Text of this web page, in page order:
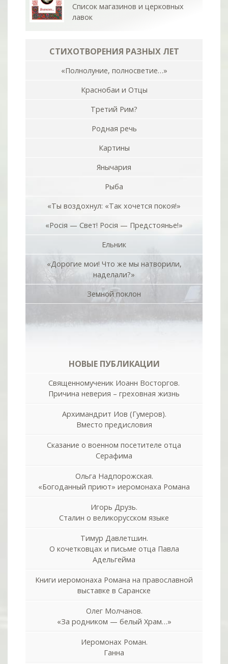
Список магазинов и церковных
лавок
СТИХОТВОРЕНИЯ РАЗНЫХ ЛЕТ
«Полнолуние, полносветие…»
Краснобаи и Отцы
Третий Рим?
Родная речь
Картины
Янычария
Рыба
«Ты воздохнул: «Так хочется покоя!»
«Росiя — Свет! Росiя — Предстоянье!»
Ельник
«Дорогие мои! Что же мы натворили,
наделали?»
Земной поклон
НОВЫЕ ПУБЛИКАЦИИ
Священномученик Иоанн Восторгов.
Причина неверия – греховная жизнь
Архимандрит Иов (Гумеров).
Вместо предисловия
Сказание о военном посетителе отца
Серафима
Ольга Надпорожская.
«Богоданный приют» иеромонаха Романа
Игорь Друзь.
Сталин о великорусском языке
Тимур Давлетшин.
О кочетковцах и письме отца Павла
Адельгейма
Книги иеромонаха Романа на православной
выставке в Саранске
Олег Молчанов.
«За родником — белый Храм…»
Иеромонах Роман.
Ганна